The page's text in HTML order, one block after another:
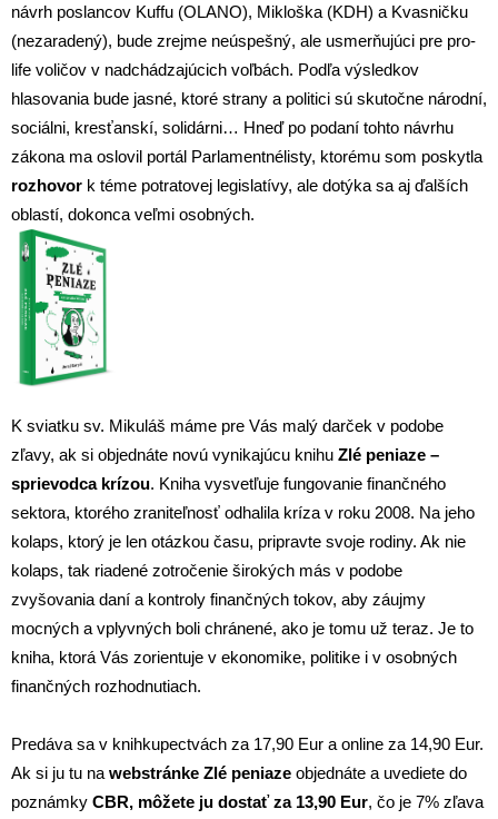
návrh poslancov Kuffu (OLANO), Mikloška (KDH) a Kvasničku
(nezaradený), bude zrejme neúspešný, ale usmerňujúci pre pro-
life voličov v nadchádzajúcich voľbách. Podľa výsledkov
hlasovania bude jasné, ktoré strany a politici sú skutočne národní,
sociálni, kresťanskí, solidárni… Hneď po podaní tohto návrhu
zákona ma oslovil portál Parlamentnélisty, ktorému som poskytla
rozhovor k téme potratovej legislatívy, ale dotýka sa aj ďalších
oblastí, dokonca veľmi osobných.
K sviatku sv. Mikuláš máme pre Vás malý darček v podobe
zľavy, ak si objednáte novú vynikajúcu knihu Zlé peniaze –
sprievodca krízou. Kniha vysvetľuje fungovanie finančného
sektora, ktorého zraniteľnosť odhalila kríza v roku 2008. Na jeho
kolaps, ktorý je len otázkou času, pripravte svoje rodiny. Ak nie
kolaps, tak riadené zotročenie širokých más v podobe
zvyšovania daní a kontroly finančných tokov, aby záujmy
mocných a vplyvných boli chránené, ako je tomu už teraz. Je to
kniha, ktorá Vás zorientuje v ekonomike, politike i v osobných
finančných rozhodnutiach.
Predáva sa v knihkupectvách za 17,90 Eur a online za 14,90 Eur.
Ak si ju tu na webstránke Zlé peniaze objednáte a uvediete do
poznámky CBR, môžete ju dostať za 13,90 Eur, čo je 7% zľava